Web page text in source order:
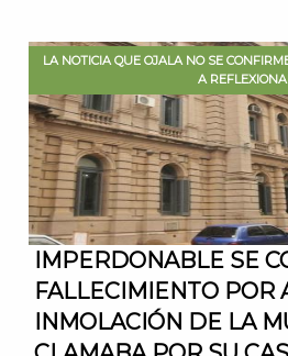
LA NOTICIA QUE OJALA NO SE
A
IMPERDONABLE SE
FALLECIMIENTO POR
INMOLACIÓN DE LA